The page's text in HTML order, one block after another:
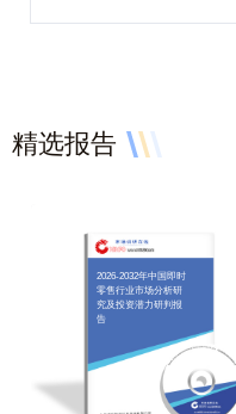
精选报告
2026-2032年中国即时
零售行业市场分析研
究及投资潜力研判报
告